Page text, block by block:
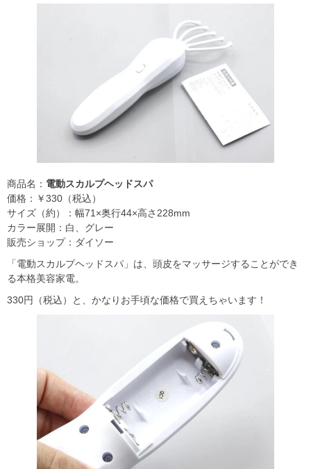
商品名： 電動スカルプヘッドスパ
価格：￥330（税込）
サイズ（約）：幅71×奥行44×高さ228mm
カラー展開：白、グレー
販売ショップ：ダイソー
「電動スカルプヘッドスパ」は、頭皮をマッサージすることができ
る本格美容家電。
330円（税込）と、かなりお手頃な価格で買えちゃいます！